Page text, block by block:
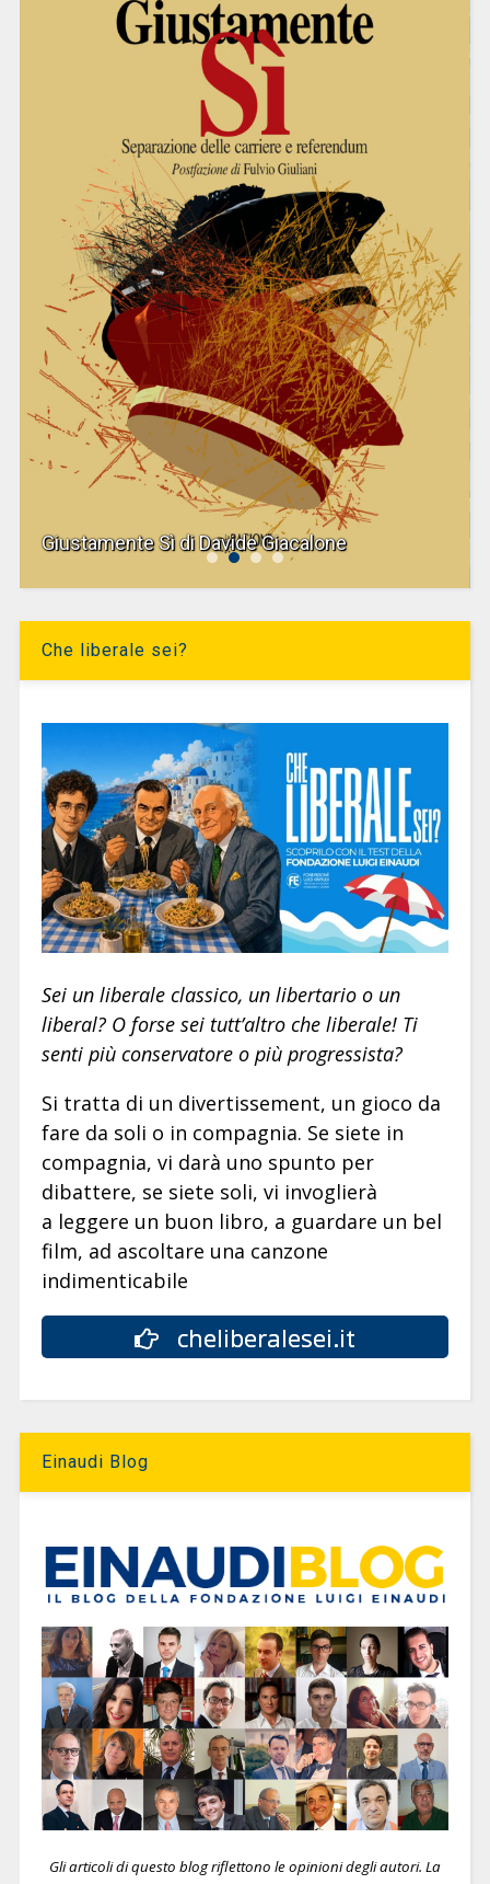
Giustamente Sì di Davide Giacalone
Che liberale sei?
Sei un liberale classico, un libertario o un
liberal? O forse sei tutt’altro che liberale! Ti
senti più conservatore o più progressista?
Si tratta di un divertissement, un gioco da
fare da soli o in compagnia. Se siete in
compagnia, vi darà uno spunto per
dibattere, se siete soli, vi invoglierà
a leggere un buon libro, a guardare un bel
film, ad ascoltare una canzone
indimenticabile
cheliberalesei.it
Einaudi Blog
Gli articoli di questo blog riflettono le opinioni degli autori. La